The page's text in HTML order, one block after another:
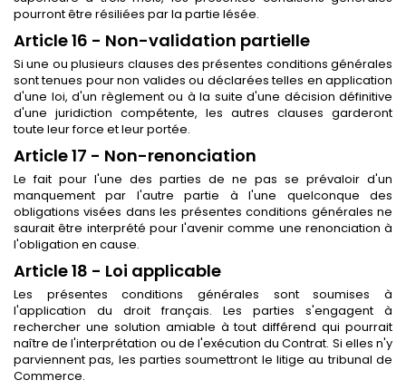
pourront être résiliées par la partie lésée.
Article 16 - Non-validation partielle
Si une ou plusieurs clauses des présentes conditions générales
sont tenues pour non valides ou déclarées telles en application
d'une loi, d'un règlement ou à la suite d'une décision définitive
d'une juridiction compétente, les autres clauses garderont
toute leur force et leur portée.
Article 17 - Non-renonciation
Le fait pour l'une des parties de ne pas se prévaloir d'un
manquement par l'autre partie à l'une quelconque des
obligations visées dans les présentes conditions générales ne
saurait être interprété pour l'avenir comme une renonciation à
l'obligation en cause.
Article 18 - Loi applicable
Les présentes conditions générales sont soumises à
l'application du droit français. Les parties s'engagent à
rechercher une solution amiable à tout différend qui pourrait
naître de l'interprétation ou de l'exécution du Contrat. Si elles n'y
parviennent pas, les parties soumettront le litige au tribunal de
Commerce.